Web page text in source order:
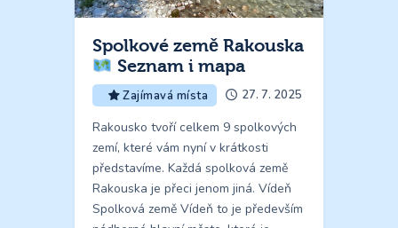
Spolkové země Rakouska
Seznam i mapa
Zajímavá místa 27. 7. 2025
Rakousko tvoří celkem 9 spolkových
zemí, které vám nyní v krátkosti
představíme. Každá spolková země
Rakouska je přeci jenom jiná. Vídeň
Spolková země Vídeň to je především